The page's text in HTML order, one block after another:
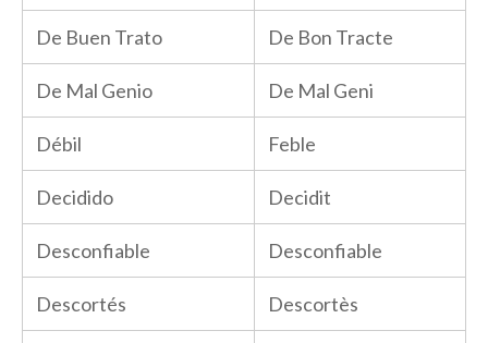
De Buen Trato De Bon Tracte
De Mal Genio De Mal Geni
Débil Feble
Decidido Decidit
Desconfiable Desconfiable
Descortés Descortès